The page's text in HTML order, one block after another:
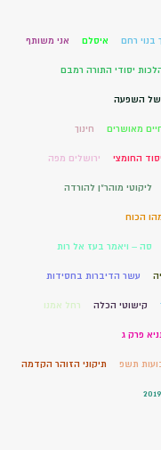
בנוי רחם איסלם אני משותף
יסודי התורה רמבם
השפעה
מאושרים חינוך
יסוד החומצי ירושלים מפה
ליקוטי מוהר"ן להורדה
הכוח
סה – ויאמר בעז אל רות
עשר הדיברות בחסידות
קישוטי הכלה רחל אמנו
פרק ג
תשפ תיקוני הזוהר הקדמה